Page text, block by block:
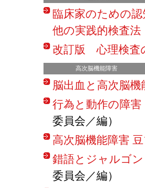
臨床家のための
他の実践的検査法
改訂版 心理検査
高次脳機能障害
脳出血と高次脳機
行為と動作の障害
委員会／編）
高次脳機能障害
錯語とジャルゴン
委員会／編）